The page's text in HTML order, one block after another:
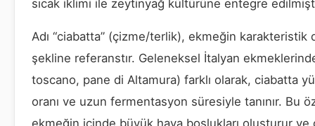
sıcak iklimi ile zeytinyağ kültürüne entegre
Adı “ciabatta” (çizme/terlik), ekmeğin karakteristik
şekline referanstır. Geleneksel İtalyan
toscano, pane di Altamura) farklı olarak, ciabatta
oranı ve uzun fermentasyon süresiyle tanınır. Bu
ekmeğin içinde büyük hava boşlukları oluşturur ve